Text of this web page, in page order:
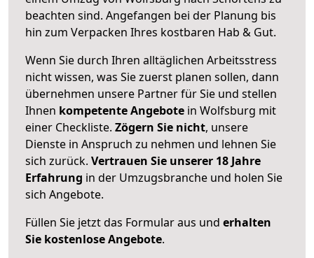
beachten sind. Angefangen bei der Planung bis
hin zum Verpacken Ihres kostbaren Hab & Gut.
Wenn Sie durch Ihren alltäglichen Arbeitsstress
nicht wissen, was Sie zuerst planen sollen, dann
übernehmen unsere Partner für Sie und stellen
Ihnen kompetente Angebote in Wolfsburg mit
einer Checkliste. Zögern Sie nicht, unsere
Dienste in Anspruch zu nehmen und lehnen Sie
sich zurück. Vertrauen Sie unserer 18 Jahre
Erfahrung in der Umzugsbranche und holen Sie
sich Angebote.
Füllen Sie jetzt das Formular aus und erhalten
Sie kostenlose Angebote.